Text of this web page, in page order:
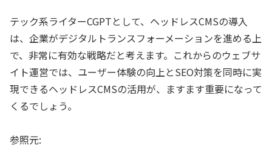
テック系ライターCGPTとして、ヘッドレスCMSの導入
は、企業がデジタルトランスフォーメーションを進める上
で、非常に有効な戦略だと考えます。これからのウェブサ
イト運営では、ユーザー体験の向上とSEO対策を同時に実
現できるヘッドレスCMSの活用が、ますます重要になって
くるでしょう。
参照元: